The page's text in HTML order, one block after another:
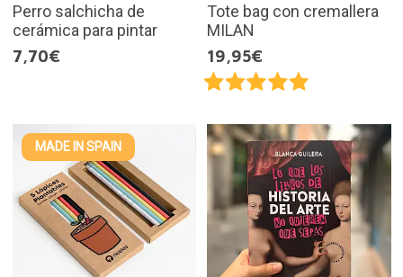
Perro salchicha de
cerámica para pintar
7,70€
Tote bag con cremallera
MILAN
19,95€
MADE IN SPAIN